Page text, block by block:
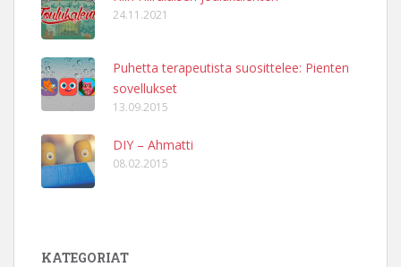
24.11.2021
Puhetta terapeutista suosittelee: Pienten
sovellukset
13.09.2015
DIY – Ahmatti
08.02.2015
KATEGORIAT